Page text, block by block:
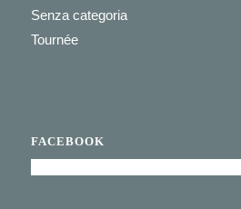
Senza categoria
Tournée
FACEBOOK